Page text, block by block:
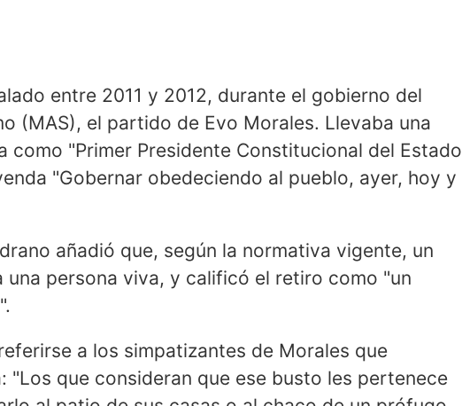
entre 2011 y 2012, durante el gobierno del
(MAS), el partido de Evo Morales. Llevaba una
como "Primer Presidente Constitucional del Estado
"Gobernar obedeciendo al pueblo, ayer, hoy y
añadió que, según la normativa vigente, un
una persona viva, y calificó el retiro como "un
a los simpatizantes de Morales que
"Los que consideran que ese busto les pertenece